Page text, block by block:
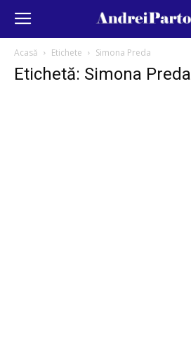
Acasă Etichete Simona Preda
Etichetă: Simona Preda